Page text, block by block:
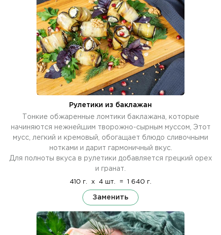
Рулетики из баклажан
Тонкие обжаренные ломтики баклажана, которые
начиняются нежнейшим творожно-сырным муссом, Этот
мусс, легкий и кремовый, обогащает блюдо сливочными
нотками и дарит гармоничный вкус.
Для полноты вкуса в рулетики добавляется грецкий орех
и гранат.
410 г. x 4 шт. = 1 640 г.
Заменить